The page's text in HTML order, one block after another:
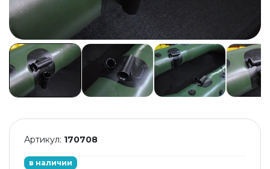
Артикул: 170708
в наличии